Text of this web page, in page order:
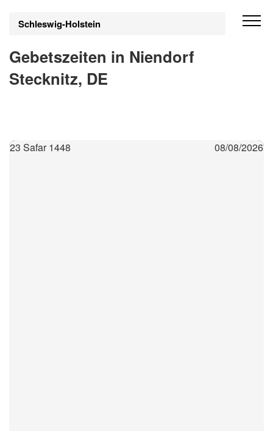
Schleswig-Holstein
Gebetszeiten in Niendorf
Stecknitz, DE
23 Safar 1448 08/08/2026